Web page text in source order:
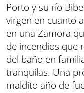
Porto y su río
virgen en cuanto
en una Zamora
de incendios que
del baño en
tranquilas. Una
maldito año de